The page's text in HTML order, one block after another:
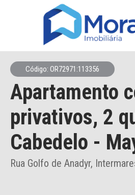
Código: OR72971:113356
Apartamento
privativos, 2
Cabedelo -
Rua Golfo de Anadyr,